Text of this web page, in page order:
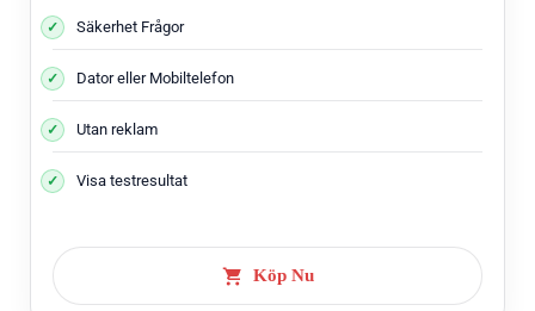
Säkerhet Frågor
Dator eller Mobiltelefon
Utan reklam
Visa testresultat
Köp Nu